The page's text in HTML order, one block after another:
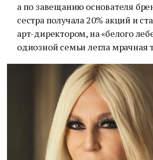
а по завещанию основателя
сестра получала 20% акций и
арт-директором, на «белого
одиозной семьи легла мрачная